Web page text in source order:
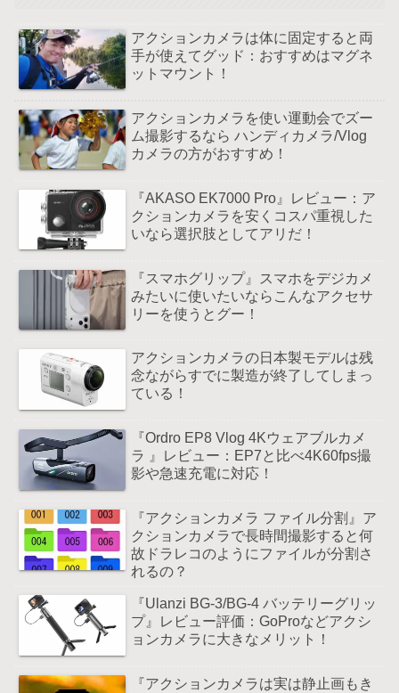
アクションカメラは体に固定すると両
手が使えてグッド：おすすめはマグネ
ットマウント！
アクションカメラを使い運動会でズー
ム撮影するなら ハンディカメラ/Vlog
カメラの方がおすすめ！
『AKASO EK7000 Pro』レビュー：ア
クションカメラを安くコスパ重視した
いなら選択肢としてアリだ！
『スマホグリップ』スマホをデジカメ
みたいに使いたいならこんなアクセサ
リーを使うとグー！
アクションカメラの日本製モデルは残
念ながらすでに製造が終了してしまっ
ている！
『Ordro EP8 Vlog 4Kウェアブルカメ
ラ 』レビュー：EP7と比べ4K60fps撮
影や急速充電に対応！
『アクションカメラ ファイル分割』ア
クションカメラで長時間撮影すると何
故ドラレコのようにファイルが分割さ
れるの？
『Ulanzi BG-3/BG-4 バッテリーグリッ
プ』レビュー評価：GoProなどアクシ
ョンカメラに大きなメリット！
『アクションカメラは実は静止画もき